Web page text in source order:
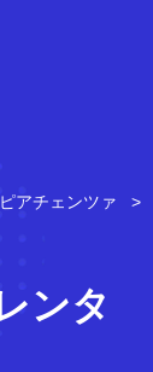
ピアチェンツァ
ンタ